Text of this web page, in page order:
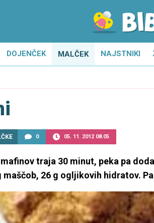
DOJENČEK MALČEK NAJSTNIKI
0 05. 11. 2012 08.05
traja 30 minut, peka pa
maščob, 26 g ogljikovih hidratov.